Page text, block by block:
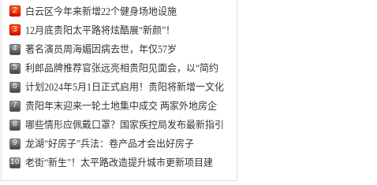
2 白云区今年来新增22个健身场地设施
3 12月底贵阳太平路将炫酷展“新颜”！
4 著名演员周海媚因病去世，年仅57岁
5 利郎品牌推荐官张远亮相贵阳见面会，以“简约
6 计划2024年5月1日正式启用！贵阳将新增一文化
7 贵阳年末迎来一轮土地集中成交 两家外地房企
8 哪些情形应佩戴口罩？国家疾控局发布最新指引
9 龙湖“好房子”兵法：卷产品才会出好房子
10 老街“新生”！太平路改造提升城市更新项目建